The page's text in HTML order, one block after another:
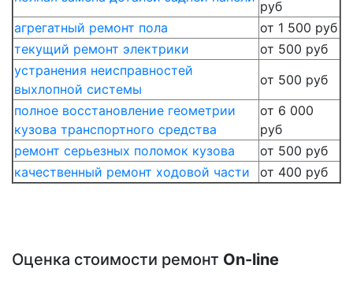
руб
агрегатный ремонт пола
от 1 500 руб
текущий ремонт электрики
от 500 руб
устранения неисправностей
выхлопной системы
от 500 руб
полное восстановление геометрии
кузова транспортного средства
от 6 000
руб
ремонт серьезных поломок кузова
от 500 руб
качественный ремонт ходовой части
от 400 руб
Оценка стоимости ремонт On-line